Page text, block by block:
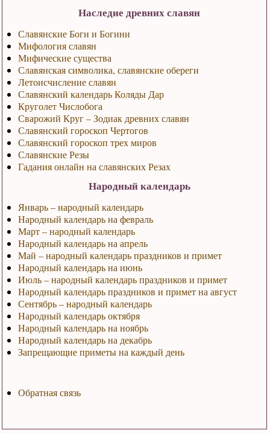
Наследие древних славян
Славянские Боги и Богини
Мифология славян
Мифические существа
Славянская символика, славянские обереги
Летоисчисление славян
Славянский календарь Коляды Дар
Круголет Числобога
Сварожий Круг – Зодиак древних славян
Славянский гороскоп Чертогов
Славянский гороскоп трех миров
Славянские Резы
Гадания онлайн на славянских Резах
Народный календарь
Январь – народный календарь
Народный календарь на февраль
Март – народный календарь
Народный календарь на апрель
Май – народный календарь праздников и примет
Народный календарь на июнь
Июль – народный календарь праздников и примет
Народный календарь праздников и примет на август
Сентябрь – народный календарь
Народный календарь октября
Народный календарь на ноябрь
Народный календарь на декабрь
Запрещающие приметы на каждый день
Обратная связь